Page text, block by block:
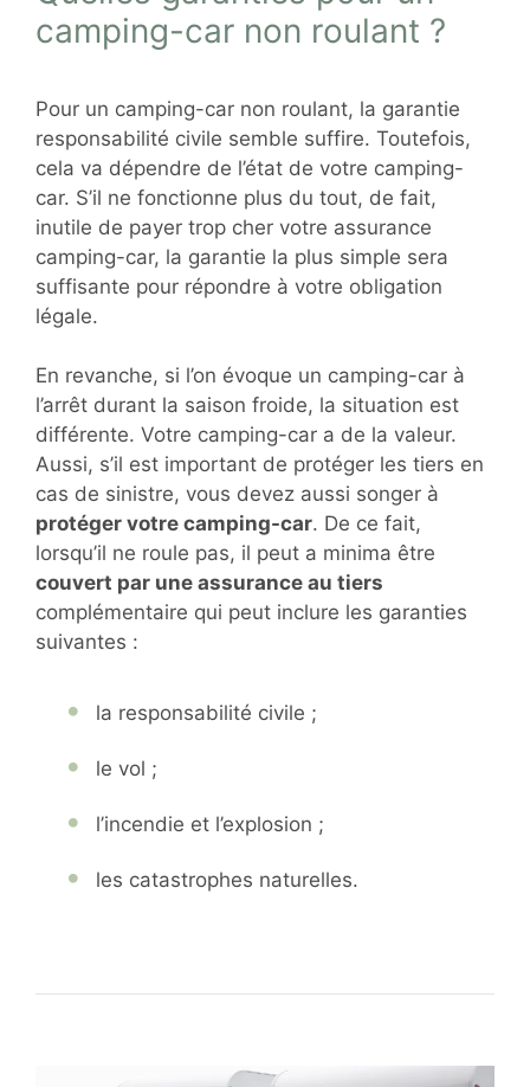
camping-car non roulant ?
Pour un camping-car non roulant, la garantie
responsabilité civile semble suffire. Toutefois,
cela va dépendre de l’état de votre camping-
car. S’il ne fonctionne plus du tout, de fait,
inutile de payer trop cher votre assurance
camping-car, la garantie la plus simple sera
suffisante pour répondre à votre obligation
légale.
En revanche, si l’on évoque un camping-car à
l’arrêt durant la saison froide, la situation est
différente. Votre camping-car a de la valeur.
Aussi, s’il est important de protéger les tiers en
cas de sinistre, vous devez aussi songer à
protéger votre camping-car. De ce fait,
lorsqu’il ne roule pas, il peut a minima être
couvert par une assurance au tiers
complémentaire qui peut inclure les garanties
suivantes :
la responsabilité civile ;
le vol ;
l’incendie et l’explosion ;
les catastrophes naturelles.